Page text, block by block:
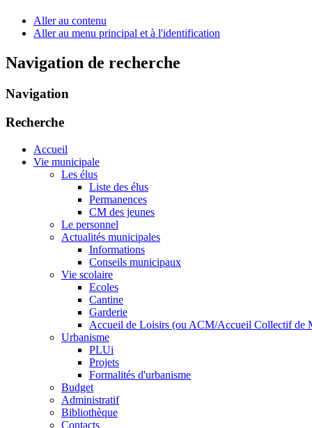
Aller au contenu
Aller au menu principal et à l'identification
Navigation de recherche
Navigation
Recherche
Accueil
Vie municipale
Les élus
Liste des élus
Permanences
CM des jeunes
Le personnel
Actualités municipales
Informations
Conseils municipaux
Vie scolaire
Ecoles
Cantine
Garderie
Accueil de Loisirs (ou ACM/Accueil Collectif de
Urbanisme
PLUi
Projets
Formalités d'urbanisme
Budget
Administratif
Bibliothèque
Contacts